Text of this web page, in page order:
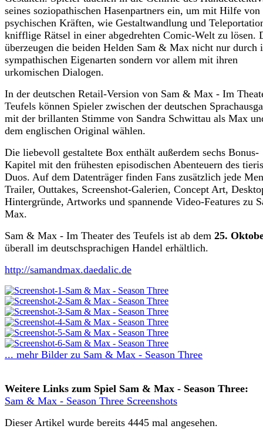
seines soziopathischen Hasenpartners ein, um mit Hilfe von
psychischen Kräften, wie Gestaltwandlung und
knifflige Rätsel in einer abgedrehten Comic-Welt zu lösen.
überzeugen die beiden Helden Sam & Max nicht nur durch
sympathischen Eigenarten sondern vor allem mit ihren
urkomischen Dialogen.
In der deutschen Retail-Version von Sam & Max - Im
Teufels können Spieler zwischen der deutschen
mit der brillanten Stimme von Sandra Schwittau als Max
dem englischen Original wählen.
Die liebevoll gestaltete Box enthält außerdem sechs Bonus-
Kapitel mit den frühesten episodischen Abenteuern des
Duos. Auf dem Datenträger finden Fans zusätzlich jede
Trailer, Outtakes, Screenshot-Galerien, Concept Art,
Hintergründe, Artworks und spannende Video-Features zu
Max.
Sam & Max - Im Theater des Teufels ist ab dem 25.
überall im deutschsprachigen Handel erhältlich.
http://samandmax.daedalic.de
... mehr Bilder zu Sam & Max - Season Three
Weitere Links zum Spiel Sam & Max - Season Three:
Sam & Max - Season Three Screenshots
Dieser Artikel wurde bereits 4445 mal angesehen.